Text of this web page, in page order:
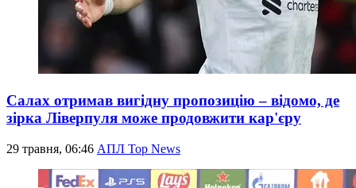
Салах отримав вигідну пропозицію – відомо, де
зірка Ліверпуля може продовжити кар'єру
29 травня, 06:46 АПЛ Top News